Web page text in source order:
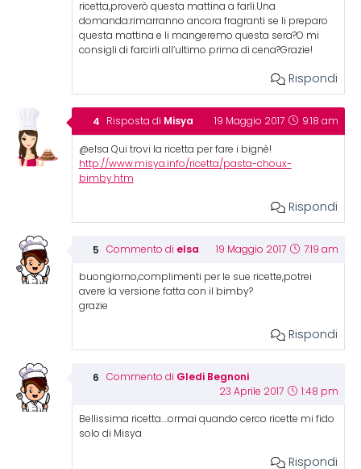
ricetta,proverò questa mattina a farli.Una
domanda:rimarranno ancora fragranti se li preparo
questa mattina e li mangeremo questa sera?O mi
consigli di farcirli all’ultimo prima di cena?Grazie!
Rispondi
Risposta di Misya 19 Maggio 2017 9:18 am
@elsa Qui trovi la ricetta per fare i bignè!
http://www.misya.info/ricetta/pasta-choux-
bimby.htm
Rispondi
Commento di elsa 19 Maggio 2017 7:19 am
buongiorno,complimenti per le sue ricette,potrei
avere la versione fatta con il bimby?
grazie
Rispondi
Commento di Gledi Begnoni
23 Aprile 2017 1:48 pm
Bellissima ricetta….ormai quando cerco ricette mi fido
solo di Misya
Rispondi